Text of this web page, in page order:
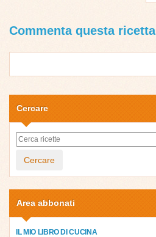
Commenta questa ricetta
Cercare
Cercare
Area abbonati
IL MIO LIBRO DI CUCINA